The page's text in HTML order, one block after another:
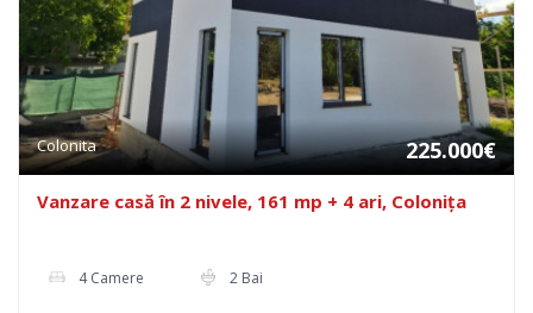
Colonita 225.000€
Vanzare casă în 2 nivele, 161 mp + 4 ari, Colonița
4 Camere 2 Bai